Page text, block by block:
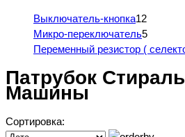
Выключатель-кнопка12
Микро-переключатель5
Переменный резистор (
Патрубок
Машины
Сортировка: